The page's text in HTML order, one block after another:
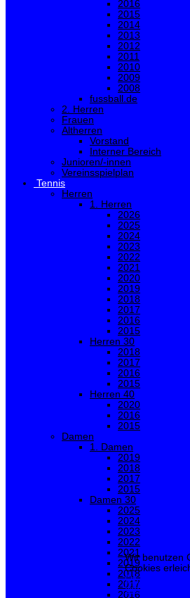
2016
2015
2014
2013
2012
2011
2010
2009
2008
fussball.de
2. Herren
Frauen
Altherren
Vorstand
Interner Bereich
Junioren/-innen
Vereinsspielplan
Tennis
Herren
1. Herren
2026
2025
2024
2023
2022
2021
2020
2019
2018
2017
2016
2015
Herren 30
2018
2017
2016
2015
Herren 40
2020
2016
2015
Damen
1. Damen
2019
2018
2017
2015
Damen 30
2025
2024
2023
2022
2021
2019
2018
2017
2016
Wir benutzen
Cookies
OK
Weitere